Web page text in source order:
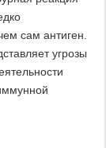
сам антиген.
угрозы